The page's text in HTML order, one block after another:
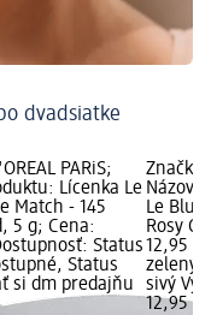
dvadsiatke
PARiS;
Lícenka Le
Match - 145
5 g; Cena:
Status
Status
si dm predajňu
Značka:
Názov
Le
Rosy
12,95 €;
zelený
sivý
12,95 €